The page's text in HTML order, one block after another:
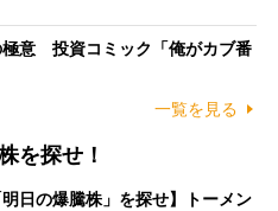
意 投資コミック「俺がカブ番
一覧を見る
を探せ！
明日の爆騰株」を探せ】トーメン